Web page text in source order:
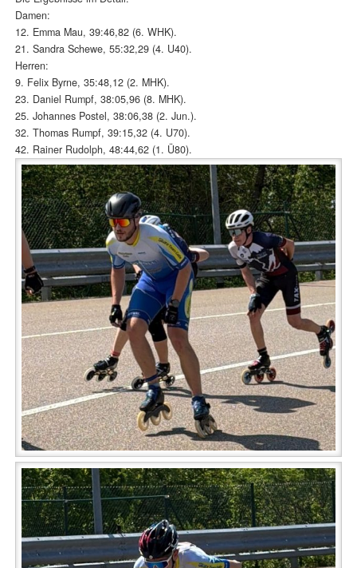
Damen:
12. Emma Mau, 39:46,82 (6. WHK).
21. Sandra Schewe, 55:32,29 (4. U40).
Herren:
9. Felix Byrne, 35:48,12 (2. MHK).
23. Daniel Rumpf, 38:05,96 (8. MHK).
25. Johannes Postel, 38:06,38 (2. Jun.).
32. Thomas Rumpf, 39:15,32 (4. U70).
42. Rainer Rudolph, 48:44,62 (1. Ü80).